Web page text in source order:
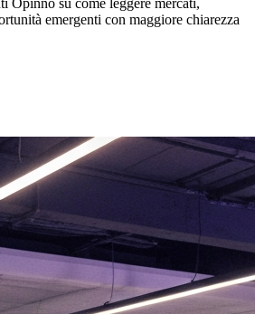
emergenti con maggiore chiarezza